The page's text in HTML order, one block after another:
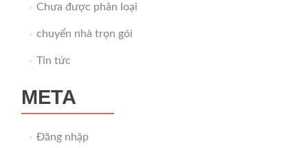
Chưa được phân loại
chuyển nhà trọn gói
Tin tức
META
Đăng nhập